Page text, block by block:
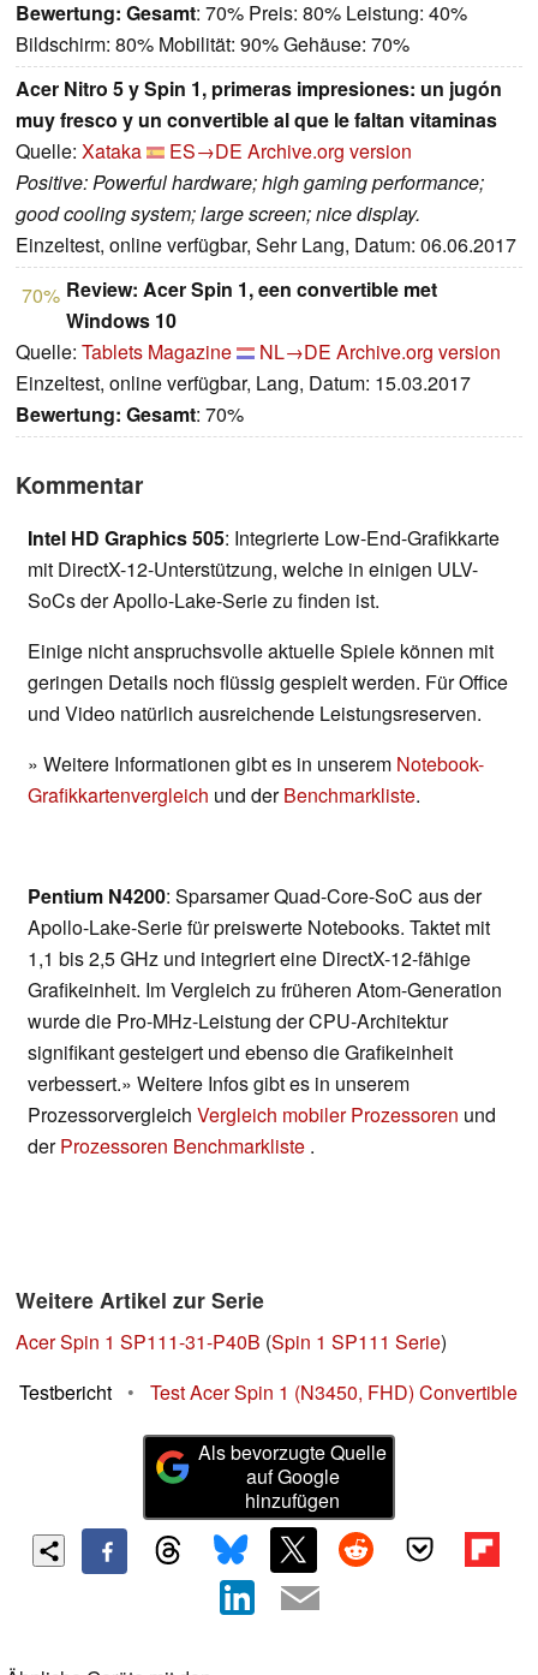
Bewertung: Gesamt: 70% Preis: 80% Leistung: 40%
Bildschirm: 80% Mobilität: 90% Gehäuse: 70%
Acer Nitro 5 y Spin 1, primeras impresiones: un jugón
muy fresco y un convertible al que le faltan vitaminas
Quelle: Xataka ES→DE Archive.org version
Positive: Powerful hardware; high gaming performance;
good cooling system; large screen; nice display.
Einzeltest, online verfügbar, Sehr Lang, Datum: 06.06.2017
70% Review: Acer Spin 1, een convertible met
Windows 10
Quelle: Tablets Magazine NL→DE Archive.org version
Einzeltest, online verfügbar, Lang, Datum: 15.03.2017
Bewertung: Gesamt: 70%
Kommentar
Intel HD Graphics 505: Integrierte Low-End-Grafikkarte
mit DirectX-12-Unterstützung, welche in einigen ULV-
SoCs der Apollo-Lake-Serie zu finden ist.
Einige nicht anspruchsvolle aktuelle Spiele können mit
geringen Details noch flüssig gespielt werden. Für Office
und Video natürlich ausreichende Leistungsreserven.
» Weitere Informationen gibt es in unserem Notebook-
Grafikkartenvergleich und derBenchmarkliste.
Pentium N4200: Sparsamer Quad-Core-SoC aus der
Apollo-Lake-Serie für preiswerte Notebooks. Taktet mit
1,1 bis 2,5 GHz und integriert eine DirectX-12-fähige
Grafikeinheit. Im Vergleich zu früheren Atom-Generation
wurde die Pro-MHz-Leistung der CPU-Architektur
signifikant gesteigert und ebenso die Grafikeinheit
verbessert.» Weitere Infos gibt es in unserem
Prozessorvergleich Vergleich mobiler Prozessoren und
derProzessoren Benchmarkliste .
Weitere Artikel zur Serie
Acer Spin 1 SP111-31-P40B (Spin 1 SP111 Serie)
Testbericht
• Test Acer Spin 1 (N3450, FHD) Convertible
Als bevorzugte Quelle
auf Google
hinzufügen